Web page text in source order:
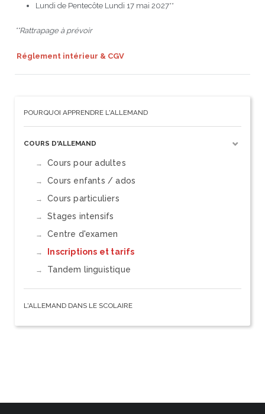
Lundi de Pentecôte Lundi 17 mai 2027**
**Rattrapage à prévoir
Réglement intérieur & CGV
POURQUOI APPRENDRE L'ALLEMAND
COURS D'ALLEMAND
Cours pour adultes
Cours enfants / ados
Cours particuliers
Stages intensifs
Centre d'examen
Inscriptions et tarifs
Tandem linguistique
L'ALLEMAND DANS LE SCOLAIRE